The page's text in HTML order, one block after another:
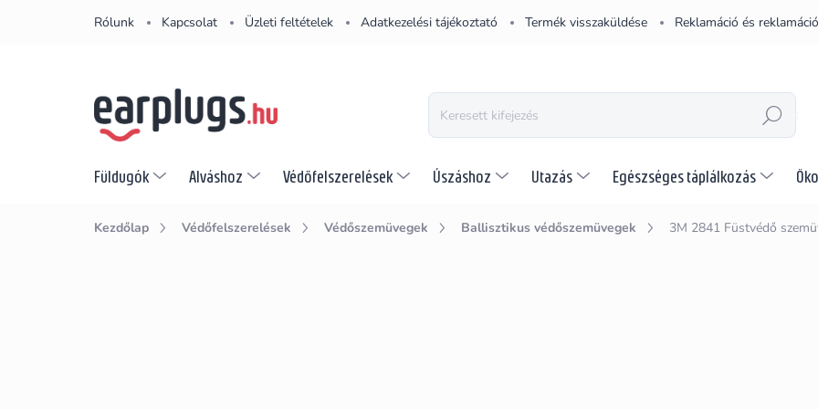
Rólunk Kapcsolat Üzleti feltételek Adatkezelési tájékoztató Termék visszaküldése Reklamáció és
KERESÉS
Füldugók Alváshoz Védőfelszerelések Úszáshoz Utazás Egészséges táplálkozás
Kezdőlap Védőfelszerelések Védőszemüvegek Ballisztikus védőszemüvegek 3M 2841 Füstvédő